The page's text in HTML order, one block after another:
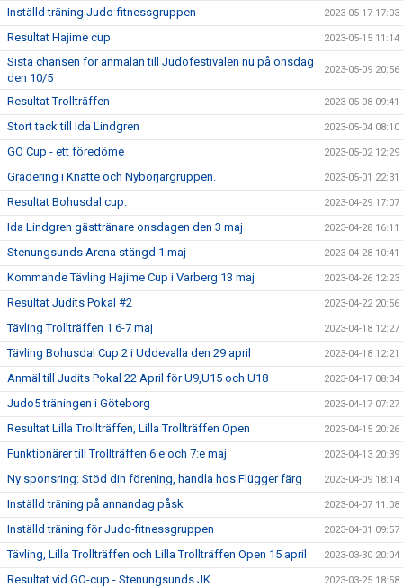
Inställd träning Judo-fitnessgruppen 2023-05-17 17:03
Resultat Hajime cup 2023-05-15 11:14
Sista chansen för anmälan till Judofestivalen nu på onsdag
den 10/5
2023-05-09 20:56
Resultat Trollträffen 2023-05-08 09:41
Stort tack till Ida Lindgren 2023-05-04 08:10
GO Cup - ett föredöme 2023-05-02 12:29
Gradering i Knatte och Nybörjargruppen. 2023-05-01 22:31
Resultat Bohusdal cup. 2023-04-29 17:07
Ida Lindgren gästtränare onsdagen den 3 maj 2023-04-28 16:11
Stenungsunds Arena stängd 1 maj 2023-04-28 10:41
Kommande Tävling Hajime Cup i Varberg 13 maj 2023-04-26 12:23
Resultat Judits Pokal #2 2023-04-22 20:56
Tävling Trollträffen 1 6-7 maj 2023-04-18 12:27
Tävling Bohusdal Cup 2 i Uddevalla den 29 april 2023-04-18 12:21
Anmäl till Judits Pokal 22 April för U9,U15 och U18 2023-04-17 08:34
Judo5 träningen i Göteborg 2023-04-17 07:27
Resultat Lilla Trollträffen, Lilla Trollträffen Open 2023-04-15 20:26
Funktionärer till Trollträffen 6:e och 7:e maj 2023-04-13 20:39
Ny sponsring: Stöd din förening, handla hos Flügger färg 2023-04-09 18:14
Inställd träning på annandag påsk 2023-04-07 11:08
Inställd träning för Judo-fitnessgruppen 2023-04-01 09:57
Tävling, Lilla Trollträffen och Lilla Trollträffen Open 15 april 2023-03-30 20:04
Resultat vid GO-cup - Stenungsunds JK 2023-03-25 18:58